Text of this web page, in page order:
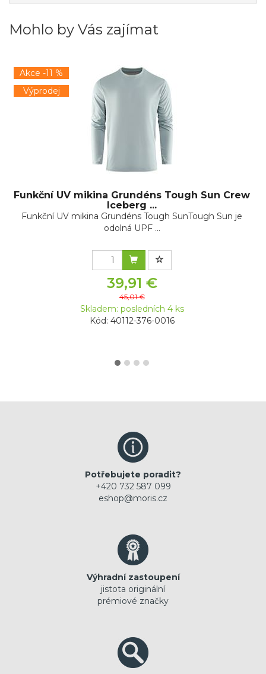
Mohlo by Vás zajímat
Akce -11 %
Výprodej
Funkční UV mikina Grundéns Tough Sun Crew
Iceberg ...
Funkční UV mikina Grundéns Tough SunTough Sun je
odolná UPF ...
39,91 €
45,01 €
Skladem: posledních 4 ks
Kód: 40112-376-0016
Potřebujete poradit?
+420 732 587 099
eshop@moris.cz
Výhradní zastoupení
jistota originální
prémiové značky